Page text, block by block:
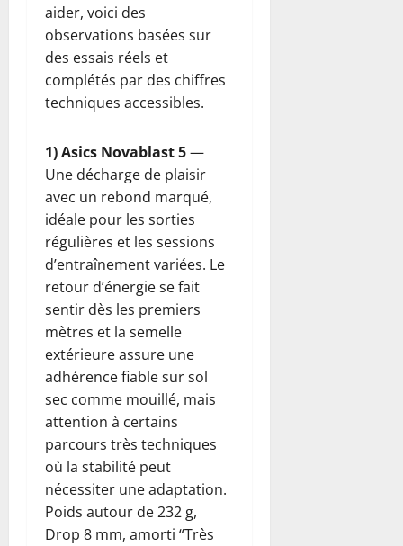
aider, voici des
observations basées sur
des essais réels et
complétés par des chiffres
techniques accessibles.
1) Asics Novablast 5—
Une décharge de plaisir
avec un rebond marqué,
idéale pour les sorties
régulières et les sessions
d’entraînement variées. Le
retour d’énergie se fait
sentir dès les premiers
mètres et la semelle
extérieure assure une
adhérence fiable sur sol
sec comme mouillé, mais
attention à certains
parcours très techniques
où la stabilité peut
nécessiter une adaptation.
Poids autour de 232 g,
Drop 8 mm, amorti “Très